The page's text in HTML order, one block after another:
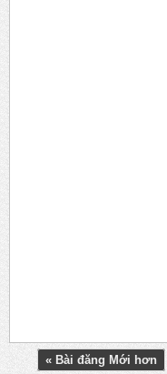
« Bài đăng Mới hơn